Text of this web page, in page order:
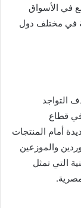
في الأسواق
في مختلف دول
التواجد
قطاع
أمام المنتجات
والموزعين
التي تمثل